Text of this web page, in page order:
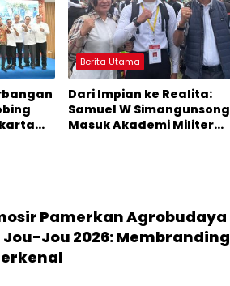
Berita Utama
Dari Impian ke Realita:
Samuel W Simangunsong
Masuk Akademi Militer
Pamerkan Agrobudaya
Jou-Jou 2026: Membranding